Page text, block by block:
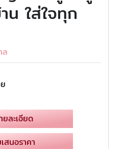
น ใส่ใจทุก
ล
ยละเอียด
สนอราคา